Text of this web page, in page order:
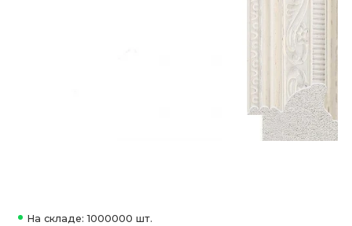
На складе: 1000000 шт.